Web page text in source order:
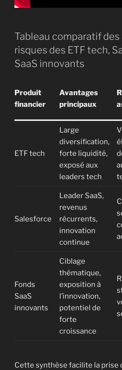
Tableau comparatif
risques des ETF tech,
SaaS innovants
Produit
financier
Avantages
principaux
ETF tech
Large
diversification,
forte liquidité,
exposé aux
leaders tech
Salesforce
Leader SaaS,
revenus
récurrents,
innovation
continue
Fonds
SaaS
innovants
Ciblage
thématique,
exposition à
l’innovation,
potentiel de
forte
croissance
Cette synthèse facilite la prise